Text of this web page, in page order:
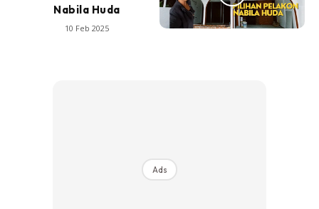
Nabila Huda
10 Feb 2025
Ads